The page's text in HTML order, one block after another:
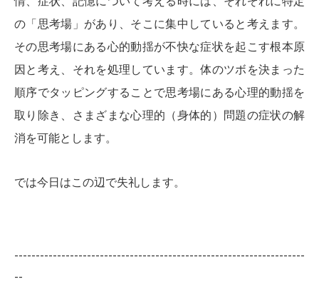
の「思考場」があり、そこに集中していると考えます。
その思考場にある心的動揺が不快な症状を起こす根本原
因と考え、それを処理しています。体のツボを決まった
順序でタッピングすることで思考場にある心理的動揺を
取り除き、さまざまな心理的（身体的）問題の症状の解
消を可能とします。
では今日はこの辺で失礼します。
--------------------------------------------------------------------
--